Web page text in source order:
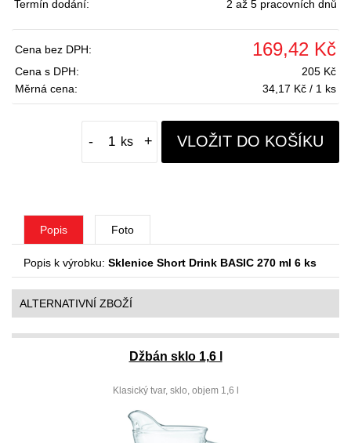
Termín dodání:
2 až 5 pracovních dnů
Cena bez DPH: 169,42 Kč
Cena s DPH:
205 Kč
Měrná cena:
34,17 Kč / 1 ks
- + VLOŽIT DO KOŠÍKU
Popis Foto
Popis k výrobku: Sklenice Short Drink BASIC 270 ml 6 ks
ALTERNATIVNÍ ZBOŽÍ
Džbán sklo 1,6 l
Klasický tvar, sklo, objem 1,6 l